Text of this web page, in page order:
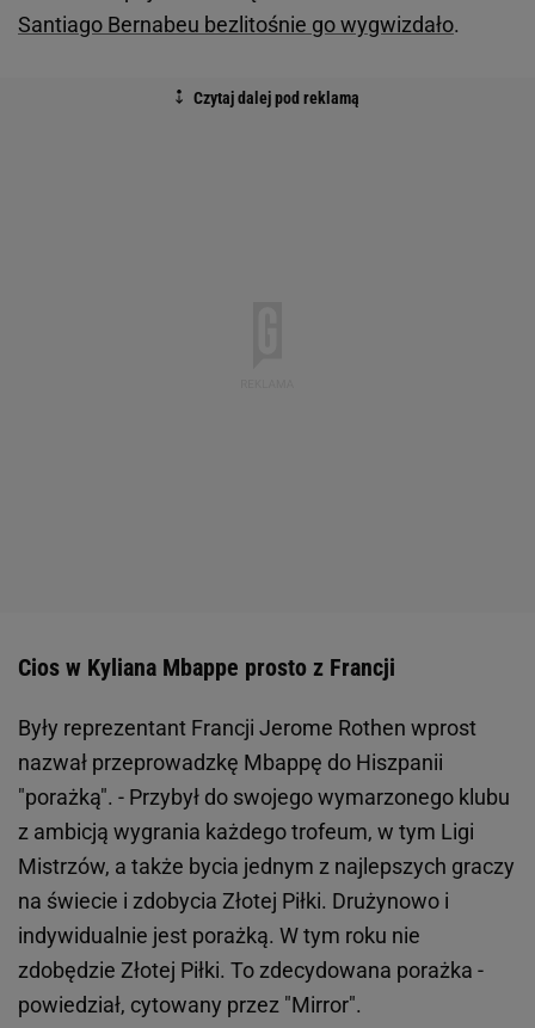
Santiago Bernabeu bezlitośnie go wygwizdało.
Cios w Kyliana Mbappe prosto z Francji
Były reprezentant Francji Jerome Rothen wprost
nazwał przeprowadzkę Mbappę do Hiszpanii
"porażką". - Przybył do swojego wymarzonego klubu
z ambicją wygrania każdego trofeum, w tym Ligi
Mistrzów, a także bycia jednym z najlepszych graczy
na świecie i zdobycia Złotej Piłki. Drużynowo i
indywidualnie jest porażką. W tym roku nie
zdobędzie Złotej Piłki. To zdecydowana porażka -
powiedział, cytowany przez "Mirror".